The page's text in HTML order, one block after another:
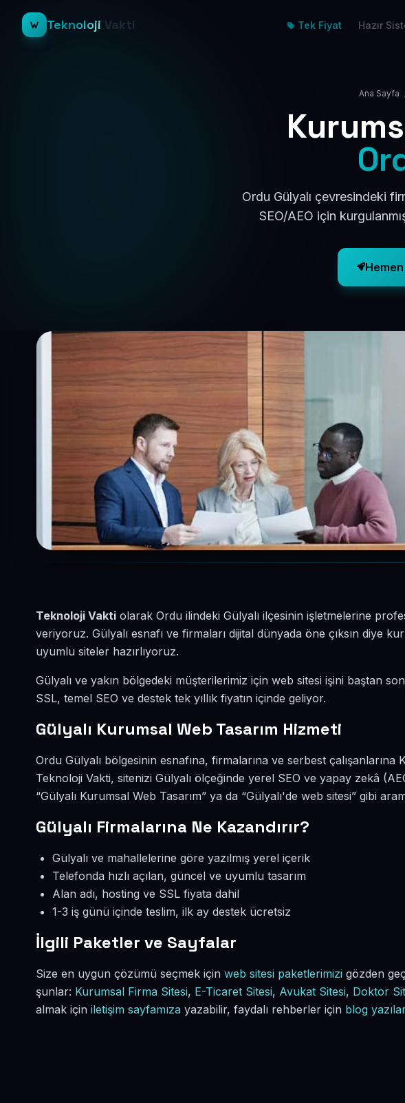
Teknoloji Vakti Tek Fiyat Hazır
Ana Sayfa
Ordu Gülyalı çevresindeki
SEO/AEO için
Teknoloji Vakti olarak Ordu ilindeki Gülyalı ilçesinin işletmelerine
veriyoruz. Gülyalı esnafı ve firmaları dijital dünyada öne çıksın diye
uyumlu siteler hazırlıyoruz.
Gülyalı ve yakın bölgedeki müşterilerimiz için web sitesi işini baştan
SSL, temel SEO ve destek tek yıllık fiyatın içinde geliyor.
Gülyalı Kurumsal Web Tasarım Hizmeti
Ordu Gülyalı bölgesinin esnafına, firmalarına ve serbest
Teknoloji Vakti, sitenizi Gülyalı ölçeğinde yerel SEO ve yapay zekâ
“Gülyalı Kurumsal Web Tasarım” ya da “Gülyalı'de web sitesi” gibi
Gülyalı Firmalarına Ne Kazandırır?
Gülyalı ve mahallelerine göre yazılmış yerel içerik
Telefonda hızlı açılan, güncel ve uyumlu tasarım
Alan adı, hosting ve SSL fiyata dahil
1-3 iş günü içinde teslim, ilk ay destek ücretsiz
İlgili Paketler ve Sayfalar
Size en uygun çözümü seçmek için web sitesi paketlerimizi gözden
şunlar: Kurumsal Firma Sitesi, E-Ticaret Sitesi, Avukat Sitesi, Doktor
almak için iletişim sayfamıza yazabilir, faydalı rehberler için blog